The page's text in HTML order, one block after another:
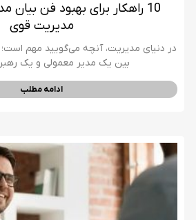
10 راهکار برای بهبود فن بیان
مدیریت قوی
در دنیای مدیریت، آنچه می‌گویید مهم است؛
بین یک مدیر معمولی و یک رهبر
ادامه مطلب